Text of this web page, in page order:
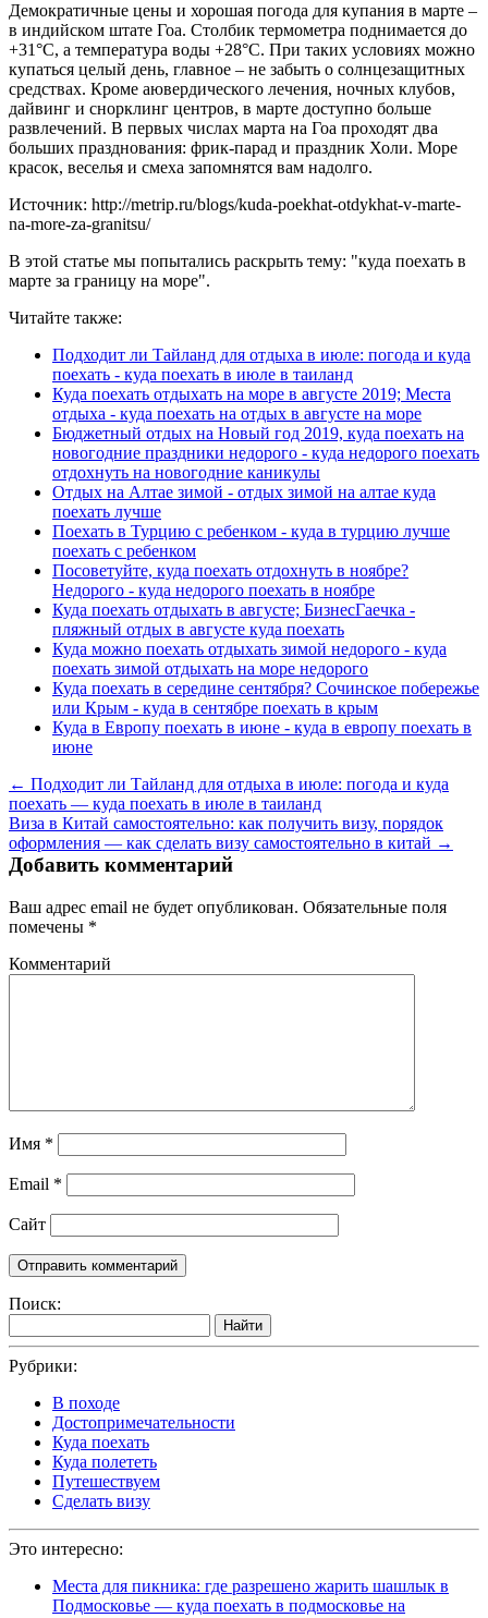
Демократичные цены и хорошая погода для купания в марте –
в индийском штате Гоа. Столбик термометра поднимается до
+31°C, а температура воды +28°C. При таких условиях можно
купаться целый день, главное – не забыть о солнцезащитных
средствах. Кроме аювердического лечения, ночных клубов,
дайвинг и снорклинг центров, в марте доступно больше
развлечений. В первых числах марта на Гоа проходят два
больших празднования: фрик-парад и праздник Холи. Море
красок, веселья и смеха запомнятся вам надолго.
Источник: http://metrip.ru/blogs/kuda-poekhat-otdykhat-v-marte-
na-more-za-granitsu/
В этой статье мы попытались раскрыть тему: "куда поехать в
марте за границу на море".
Читайте также:
Подходит ли Тайланд для отдыха в июле: погода и куда
поехать - куда поехать в июле в таиланд
Куда поехать отдыхать на море в августе 2019; Места
отдыха - куда поехать на отдых в августе на море
Бюджетный отдых на Новый год 2019, куда поехать на
новогодние праздники недорого - куда недорого поехать
отдохнуть на новогодние каникулы
Отдых на Алтае зимой - отдых зимой на алтае куда
поехать лучше
Поехать в Турцию с ребенком - куда в турцию лучше
поехать с ребенком
Посоветуйте, куда поехать отдохнуть в ноябре?
Недорого - куда недорого поехать в ноябре
Куда поехать отдыхать в августе; БизнесГаечка -
пляжный отдых в августе куда поехать
Куда можно поехать отдыхать зимой недорого - куда
поехать зимой отдыхать на море недорого
Куда поехать в середине сентября? Сочинское побережье
или Крым - куда в сентябре поехать в крым
Куда в Европу поехать в июне - куда в европу поехать в
июне
← Подходит ли Тайланд для отдыха в июле: погода и куда
поехать — куда поехать в июле в таиланд
Виза в Китай самостоятельно: как получить визу, порядок
оформления — как сделать визу самостоятельно в китай →
Добавить комментарий
Ваш адрес email не будет опубликован. Обязательные поля
помечены *
Комментарий
Имя *
Email *
Сайт
Поиск:
Найти
Рубрики:
В походе
Достопримечательности
Куда поехать
Куда полететь
Путешествуем
Сделать визу
Это интересно:
Места для пикника: где разрешено жарить шашлык в
Подмосковье — куда поехать в подмосковье на